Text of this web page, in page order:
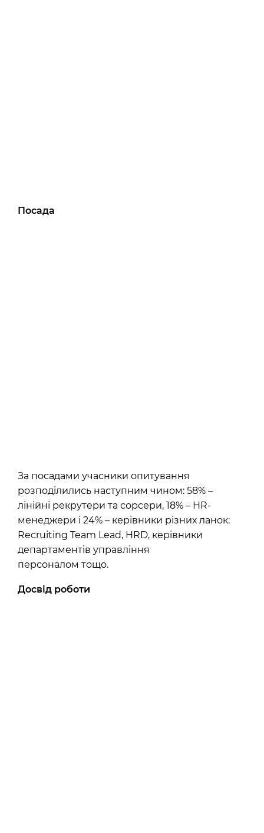
Посада
За посадами учасники опитування
розподілились наступним чином: 58% –
лінійні рекрутери та сорсери, 18% – HR-
менеджери і 24% – керівники різних ланок:
Recruiting Team Lead, HRD, керівники
департаментів управління
персоналом тощо.
Досвід роботи